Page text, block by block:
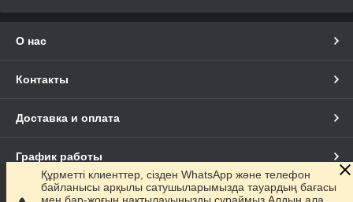
О нас
Контакты
Доставка и оплата
График работы
Полная версия сайта
Құрметті клиенттер, сізден WhatsApp және телефон
байланысы арқылы сатушыларымызда тауардың бағасы